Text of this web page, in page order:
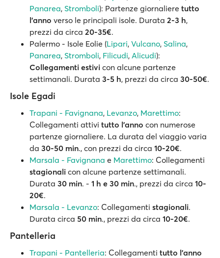
Panarea, Stromboli): Partenze giornaliere tutto
l’anno verso le principali isole. Durata 2-3 h,
prezzi da circa 20-35€.
Palermo - Isole Eolie (Lipari, Vulcano, Salina,
Panarea, Stromboli, Filicudi, Alicudi):
Collegamenti estivi con alcune partenze
settimanali. Durata 3-5 h, prezzi da circa 30-50€.
Isole Egadi
Trapani - Favignana, Levanzo, Marettimo:
Collegamenti attivi tutto l'anno con numerose
partenze giornaliere. La durata del viaggio varia
da 30-50 min., con prezzi da circa 10-20€.
Marsala - Favignana e Marettimo: Collegamenti
stagionali con alcune partenze settimanali.
Durata 30 min. - 1 h e 30 min., prezzi da circa 10-
20€.
Marsala - Levanzo: Collegamenti stagionali.
Durata circa 50 min., prezzi da circa 10-20€.
Pantelleria
Trapani - Pantelleria: Collegamenti tutto l’anno